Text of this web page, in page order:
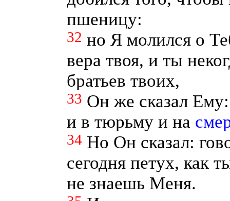
пшеницу:
32 но Я молился о
вера твоя, и ты
братьев твоих,
33 Он же сказал
и в тюрьму и на
34 Но Он сказал:
сегодня петух, как
не знаешь Меня.